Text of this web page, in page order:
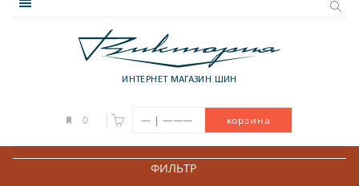
ИНТЕРНЕТ МАГАЗИН ШИН
0 — | ——— корзина
ФИЛЬТР